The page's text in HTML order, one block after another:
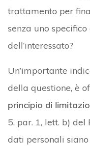
trattamento per
senza uno
dell’interessato?
Un’importante
della questione, è
principio di
5, par. 1, lett. b)
dati personali siano